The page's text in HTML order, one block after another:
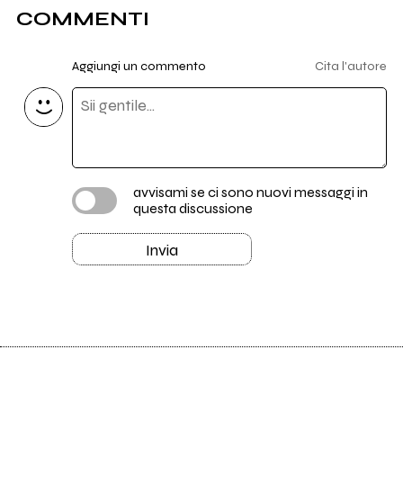
COMMENTI
Aggiungi un commento Cita l'autore
avvisami se ci sono nuovi messaggi in
questa discussione
Invia